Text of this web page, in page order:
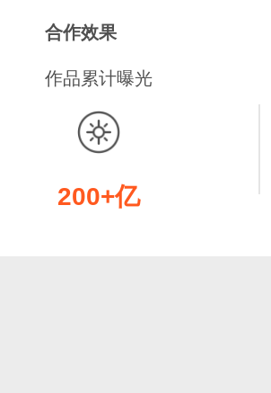
合作效果
作品累计曝光
200+亿